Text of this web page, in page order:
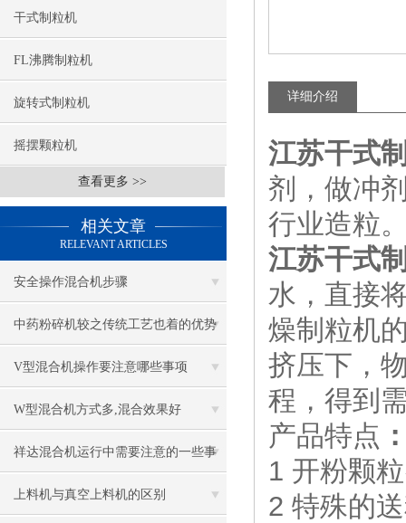
干式制粒机
FL沸腾制粒机
旋转式制粒机
摇摆颗粒机
查看更多 >>
相关文章
RELEVANT ARTICLES
安全操作混合机步骤
中药粉碎机较之传统工艺也着的优势
V型混合机操作要注意哪些事项
W型混合机方式多,混合效果好
祥达混合机运行中需要注意的一些事
项
上料机与真空上料机的区别
详细介绍
江苏干式
剂，做冲
行业造粒
江苏干式
水，直接
燥制粒机
挤压下，
程，得到
产品特点
1 开粉颗
2 特殊的